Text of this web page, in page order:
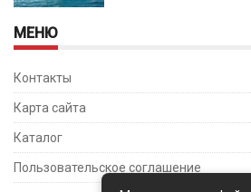
МЕНЮ
Контакты
Карта сайта
Каталог
Пользовательское соглашение